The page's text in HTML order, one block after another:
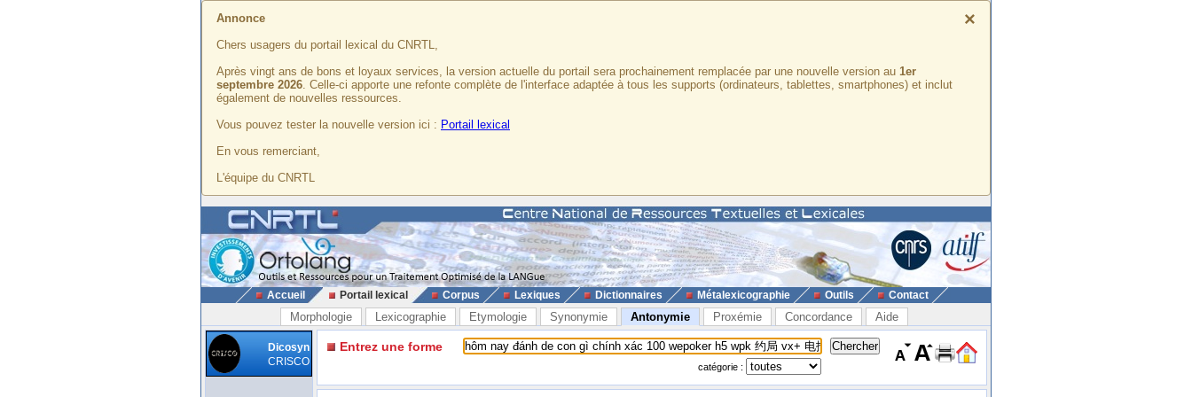
×
Annonce
Chers usagers du portail lexical du CNRTL,
Après vingt ans de bons et loyaux services, la version actuelle du portail sera prochainement remplacée par une nouvelle version au 1er
septembre 2026. Celle-ci apporte une refonte complète de l'interface adaptée à tous les supports (ordinateurs, tablettes, smartphones) et inclut
également de nouvelles ressources.
Vous pouvez tester la nouvelle version ici : Portail lexical
En vous remerciant,
L'équipe du CNRTL
Accueil Portail lexical Corpus Lexiques Dictionnaires Métalexicographie Outils Contact
Morphologie Lexicographie Etymologie Synonymie Antonymie Proxémie Concordance Aide
Dicosyn
CRISCO
Entrez une forme
catégorie :